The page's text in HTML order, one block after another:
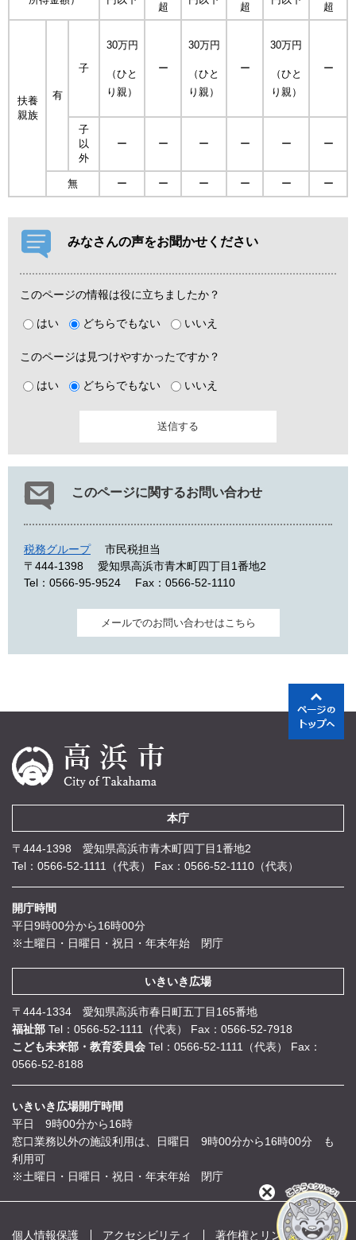
超
超
超
扶養
親族
有
子
30万円
（ひと
り親）
ー
30万円
（ひと
り親）
ー
30万円
（ひと
り親）
ー
子
以
外
ー ー ー ー ー ー
無 ー ー ー ー ー ー
みなさんの声をお聞かせください
このページの情報は役に立ちましたか？
はい どちらでもない いいえ
このページは見つけやすかったですか？
はい どちらでもない いいえ
このページに関するお問い合わせ
税務グループ
市民税担当
〒444-1398
愛知県高浜市青木町四丁目1番地2
Tel：0566-95-9524
Fax：0566-52-1110
メールでのお問い合わせはこちら
本庁
〒444-1398 愛知県高浜市青木町四丁目1番地2
Tel：0566-52-1111（代表）
Fax：0566-52-1110（代表）
開庁時間
平日9時00分から16時00分
※土曜日・日曜日・祝日・年末年始 閉庁
いきいき広場
〒444-1334 愛知県高浜市春日町五丁目165番地
福祉部 Tel：0566-52-1111（代表）
Fax：0566-52-7918
こども未来部・教育委員会 Tel：0566-52-1111（代表）
Fax：
0566-52-8188
いきいき広場開庁時間
平日 9時00分から16時
窓口業務以外の施設利用は、日曜日 9時00分から16時00分 も
利用可
※土曜日・日曜日・祝日・年末年始 閉庁
個人情報保護 アクセシビリティ 著作権とリンク
閉